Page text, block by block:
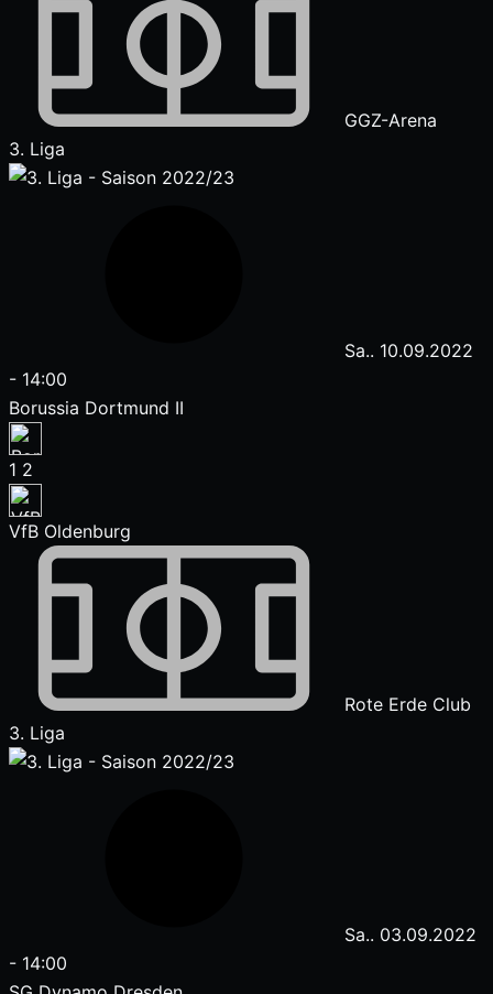
GGZ-Arena
3. Liga
Sa.. 10.09.2022
- 14:00
Borussia Dortmund II
1 2
VfB Oldenburg
Rote Erde Club
3. Liga
Sa.. 03.09.2022
- 14:00